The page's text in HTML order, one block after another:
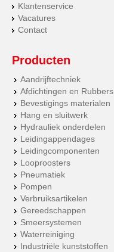
Klantenservice
Vacatures
Contact
Producten
Aandrijftechniek
Afdichtingen en Rubbers
Bevestigings materialen
Hang en sluitwerk
Hydrauliek onderdelen
Leidingappendages
Leidingcomponenten
Looproosters
Pneumatiek
Pompen
Verbruiksartikelen
Gereedschappen
Smeersystemen
Waterreiniging
Industriële kunststoffen